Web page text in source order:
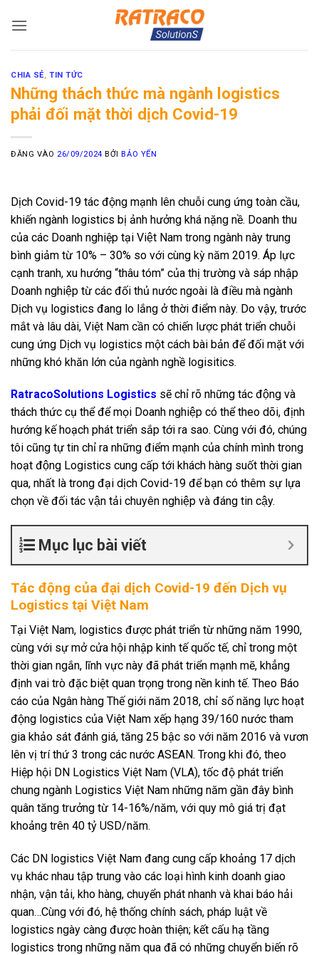
qua
CHIA SẺ,TIN TỨC
Những thách thức mà ngành logistics
phải đối mặt thời dịch Covid-19
ĐĂNG VÀO 26/09/2024 BỞIBẢO YẾN
Dịch Covid-19 tác động mạnh lên chuỗi cung ứng toàn cầu,
khiến ngành logistics bị ảnh hưởng khá nặng nề. Doanh thu
của các Doanh nghiệp tại Việt Nam trong ngành này trung
bình giảm từ 10% – 30% so với cùng kỳ năm 2019. Áp lực
cạnh tranh, xu hướng “thâu tóm” của thị trường và sáp nhập
Doanh nghiệp từ các đối thủ nước ngoài là điều mà ngành
Dịch vụ logistics đang lo lắng ở thời điểm này. Do vậy, trước
mắt và lâu dài, Việt Nam cần có chiến lược phát triển chuỗi
cung ứng Dịch vụ logistics một cách bài bản để đối mặt với
những khó khăn lớn của ngành nghề logisitics.
RatracoSolutions Logistics sẽ chỉ rõ những tác động và
thách thức cụ thể để mọi Doanh nghiệp có thể theo dõi, định
hướng kế hoạch phát triển sắp tới ra sao. Cùng với đó, chúng
tôi cũng tự tin chỉ ra những điểm mạnh của chính mình trong
hoạt động Logistics cung cấp tới khách hàng suốt thời gian
qua, nhất là trong đại dịch Covid-19 để bạn có thêm sự lựa
chọn về đối tác vận tải chuyên nghiệp và đáng tin cậy.
Mục lục bài viết
Tác động của đại dịch Covid-19 đến Dịch vụ
Logistics tại Việt Nam
Tại Việt Nam, logistics được phát triển từ những năm 1990,
cùng với sự mở cửa hội nhập kinh tế quốc tế, chỉ trong một
thời gian ngắn, lĩnh vực này đã phát triển mạnh mẽ, khẳng
định vai trò đặc biệt quan trọng trong nền kinh tế. Theo Báo
cáo của Ngân hàng Thế giới năm 2018, chỉ số năng lực hoạt
động logistics của Việt Nam xếp hạng 39/160 nước tham
gia khảo sát đánh giá, tăng 25 bậc so với năm 2016 và vươn
lên vị trí thứ 3 trong các nước ASEAN. Trong khi đó, theo
Hiệp hội DN Logistics Việt Nam (VLA), tốc độ phát triển
chung ngành Logistics Việt Nam những năm gần đây bình
quân tăng trưởng từ 14-16%/năm, với quy mô giá trị đạt
khoảng trên 40 tỷ USD/năm.
Các DN logistics Việt Nam đang cung cấp khoảng 17 dịch
vụ khác nhau tập trung vào các loại hình kinh doanh giao
nhận, vận tải, kho hàng, chuyển phát nhanh và khai báo hải
quan…Cùng với đó, hệ thống chính sách, pháp luật về
logistics ngày càng được hoàn thiện; kết cấu hạ tầng
logistics trong những năm qua đã có những chuyển biến rõ